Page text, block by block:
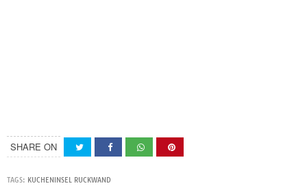
SHARE ON
TAGS: KUCHENINSEL RUCKWAND